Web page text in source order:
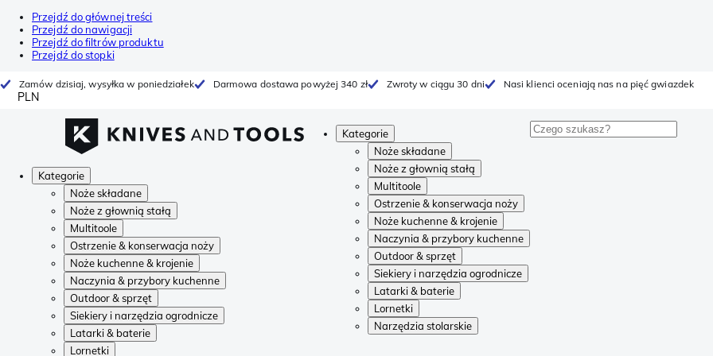
Przejdź do głównej treści
Przejdź do nawigacji
Przejdź do filtrów produktu
Przejdź do stopki
Zamów dzisiaj, wysyłka w poniedziałek Darmowa dostawa powyżej 340 zł Zwroty w ciągu 30 dni Nasi klienci oceniają nas na pięć gwiazdek
PLN
Kategorie
Noże składane
Noże z głownią stałą
Multitoole
Ostrzenie & konserwacja noży
Noże kuchenne & krojenie
Naczynia & przybory kuchenne
Outdoor & sprzęt
Siekiery i narzędzia ogrodnicze
Latarki & baterie
Lornetki
Narzędzia stolarskie
Kategorie
Noże składane
Noże z głownią stałą
Multitoole
Ostrzenie & konserwacja noży
Noże kuchenne & krojenie
Naczynia & przybory kuchenne
Outdoor & sprzęt
Siekiery i narzędzia ogrodnicze
Latarki & baterie
Lornetki